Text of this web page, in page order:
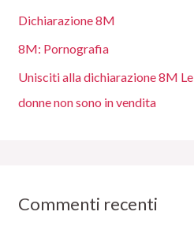
Dichiarazione 8M
8M: Pornografia
Unisciti alla dichiarazione 8M Le
donne non sono in vendita
Commenti recenti